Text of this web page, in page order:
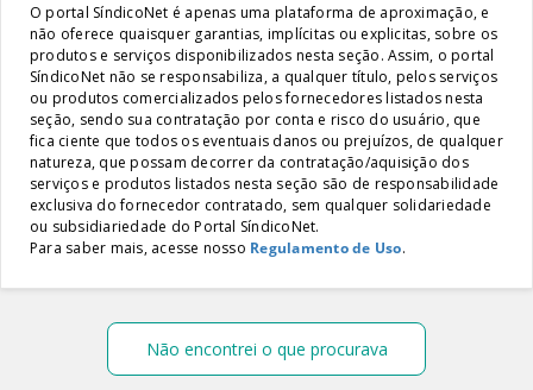
O portal SíndicoNet é apenas uma plataforma de aproximação, e
não oferece quaisquer garantias, implícitas ou explicitas, sobre os
produtos e serviços disponibilizados nesta seção. Assim, o portal
SíndicoNet não se responsabiliza, a qualquer título, pelos serviços
ou produtos comercializados pelos fornecedores listados nesta
seção, sendo sua contratação por conta e risco do usuário, que
fica ciente que todos os eventuais danos ou prejuízos, de qualquer
natureza, que possam decorrer da contratação/aquisição dos
serviços e produtos listados nesta seção são de responsabilidade
exclusiva do fornecedor contratado, sem qualquer solidariedade
ou subsidiariedade do Portal SíndicoNet.
Para saber mais, acesse nosso Regulamento de Uso.
Não encontrei o que procurava